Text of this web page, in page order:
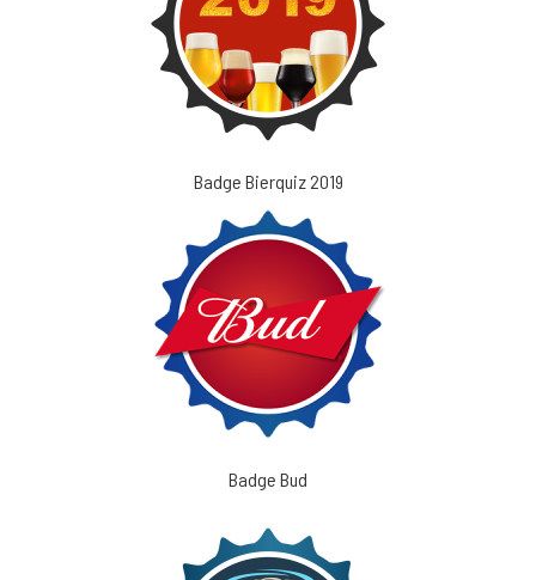
Badge Bierquiz 2019
Badge Bud